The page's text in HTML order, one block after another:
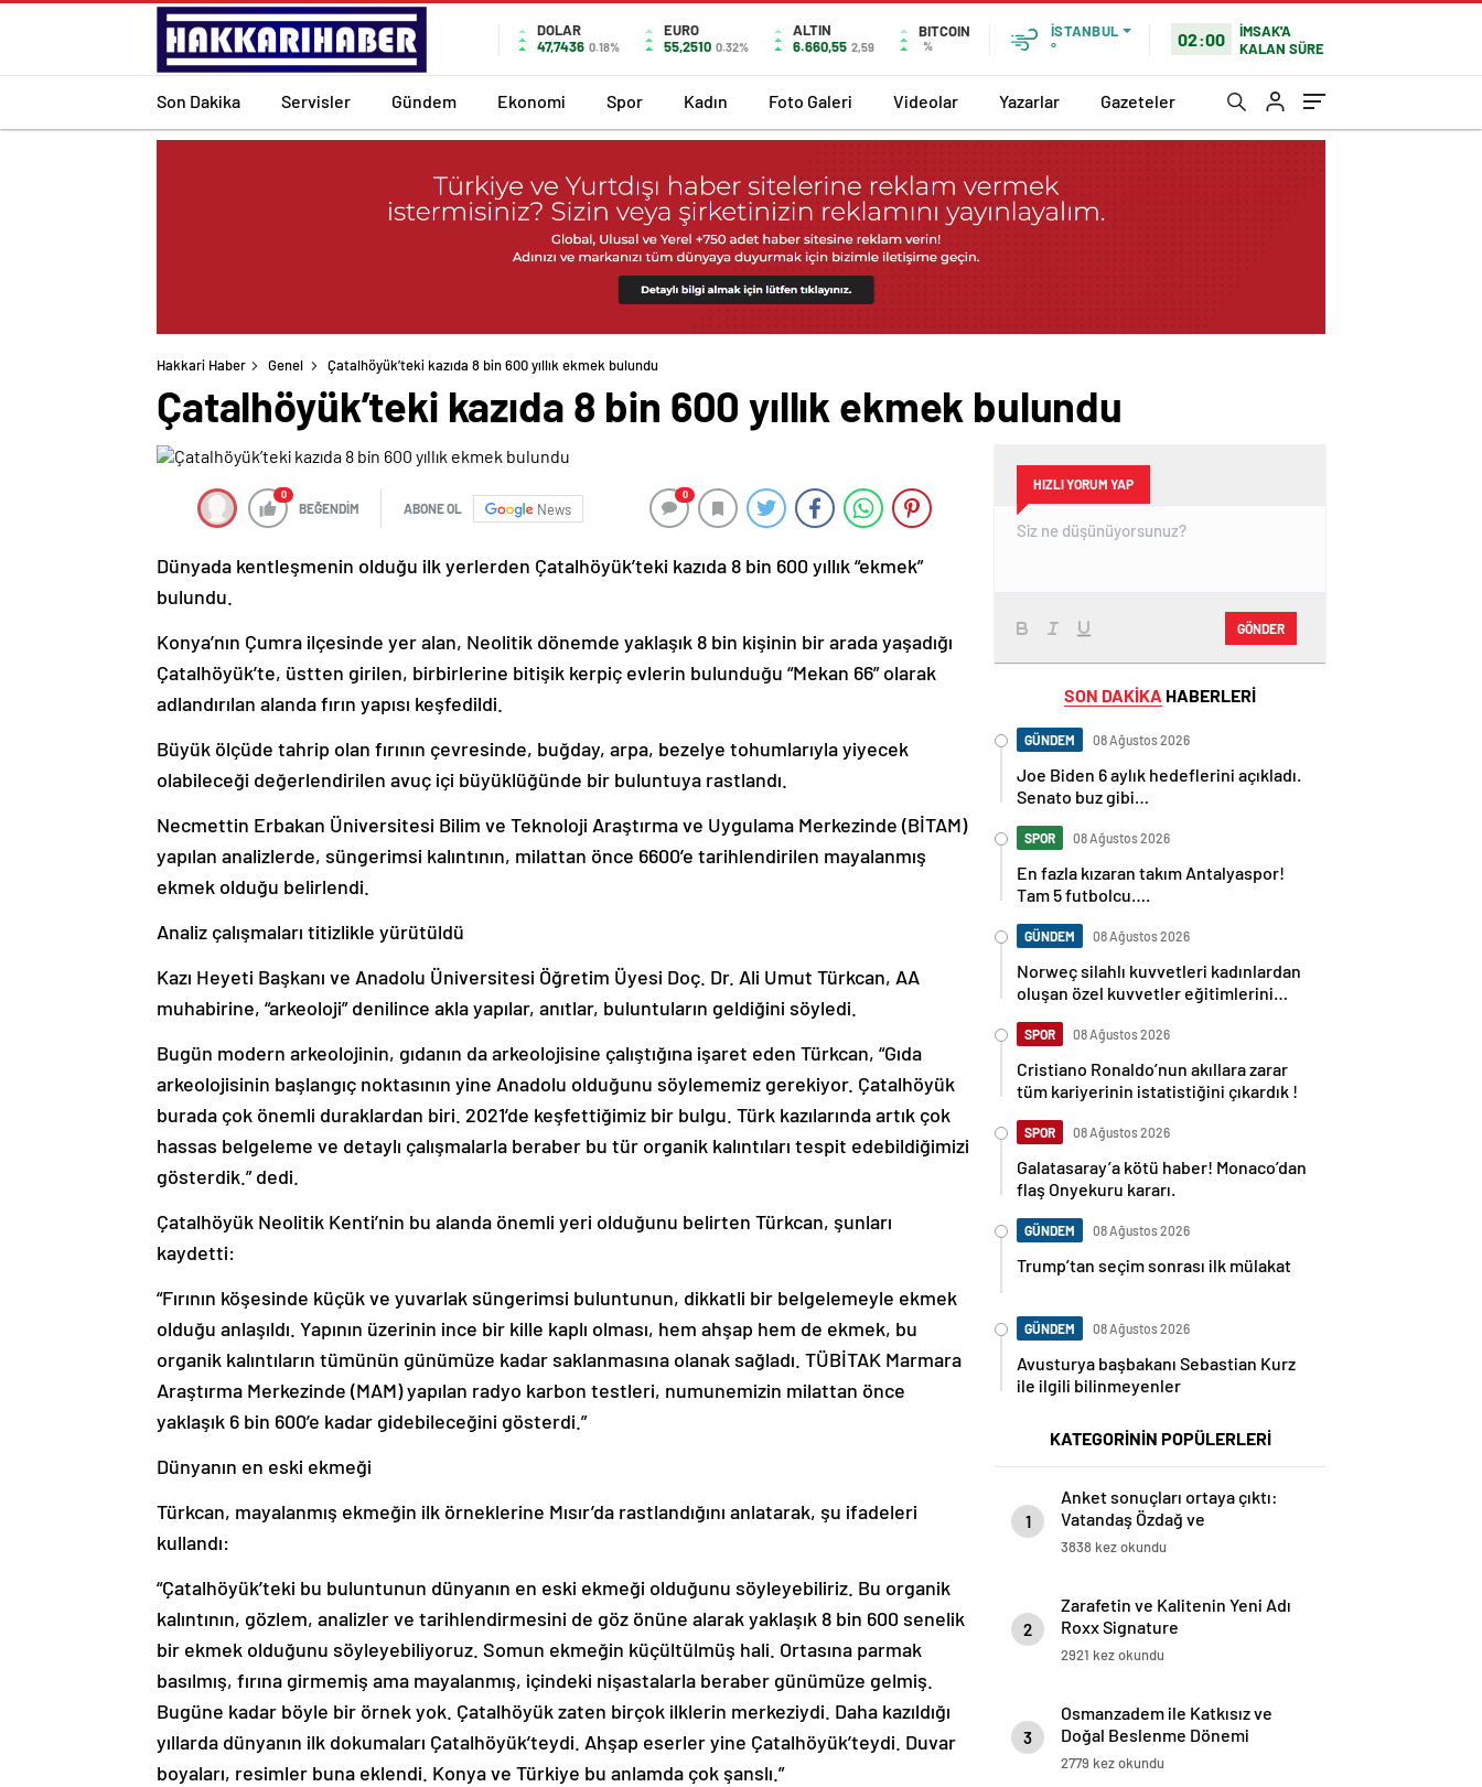
DOLAR
47,7436 0.18%
EURO
55,2510 0.32%
ALTIN
6.660,55 2,59
BITCOIN
%
İSTANBUL
°
02:00
İMSAK'A
KALAN SÜRE
Son Dakika Servisler Gündem Ekonomi Spor Kadın Foto Galeri Videolar Yazarlar Gazeteler
Hakkari Haber Genel Çatalhöyük’teki kazıda 8 bin 600 yıllık ekmek bulundu
Çatalhöyük’teki kazıda 8 bin 600 yıllık ekmek bulundu
0
BEĞENDİM ABONE OL News
0
Dünyada kentleşmenin olduğu ilk yerlerden Çatalhöyük’teki kazıda 8 bin 600 yıllık “ekmek”
bulundu.
Konya’nın Çumra ilçesinde yer alan, Neolitik dönemde yaklaşık 8 bin kişinin bir arada yaşadığı
Çatalhöyük’te, üstten girilen, birbirlerine bitişik kerpiç evlerin bulunduğu “Mekan 66” olarak
adlandırılan alanda fırın yapısı keşfedildi.
Büyük ölçüde tahrip olan fırının çevresinde, buğday, arpa, bezelye tohumlarıyla yiyecek
olabileceği değerlendirilen avuç içi büyüklüğünde bir buluntuya rastlandı.
Necmettin Erbakan Üniversitesi Bilim ve Teknoloji Araştırma ve Uygulama Merkezinde (BİTAM)
yapılan analizlerde, süngerimsi kalıntının, milattan önce 6600’e tarihlendirilen mayalanmış
ekmek olduğu belirlendi.
Analiz çalışmaları titizlikle yürütüldü
Kazı Heyeti Başkanı ve Anadolu Üniversitesi Öğretim Üyesi Doç. Dr. Ali Umut Türkcan, AA
muhabirine, “arkeoloji” denilince akla yapılar, anıtlar, buluntuların geldiğini söyledi.
Bugün modern arkeolojinin, gıdanın da arkeolojisine çalıştığına işaret eden Türkcan, “Gıda
arkeolojisinin başlangıç noktasının yine Anadolu olduğunu söylememiz gerekiyor. Çatalhöyük
burada çok önemli duraklardan biri. 2021’de keşfettiğimiz bir bulgu. Türk kazılarında artık çok
hassas belgeleme ve detaylı çalışmalarla beraber bu tür organik kalıntıları tespit edebildiğimizi
gösterdik.” dedi.
Çatalhöyük Neolitik Kenti’nin bu alanda önemli yeri olduğunu belirten Türkcan, şunları
kaydetti:
“Fırının köşesinde küçük ve yuvarlak süngerimsi buluntunun, dikkatli bir belgelemeyle ekmek
olduğu anlaşıldı. Yapının üzerinin ince bir kille kaplı olması, hem ahşap hem de ekmek, bu
organik kalıntıların tümünün günümüze kadar saklanmasına olanak sağladı. TÜBİTAK Marmara
Araştırma Merkezinde (MAM) yapılan radyo karbon testleri, numunemizin milattan önce
yaklaşık 6 bin 600’e kadar gidebileceğini gösterdi.”
Dünyanın en eski ekmeği
Türkcan, mayalanmış ekmeğin ilk örneklerine Mısır’da rastlandığını anlatarak, şu ifadeleri
kullandı:
“Çatalhöyük’teki bu buluntunun dünyanın en eski ekmeği olduğunu söyleyebiliriz. Bu organik
kalıntının, gözlem, analizler ve tarihlendirmesini de göz önüne alarak yaklaşık 8 bin 600 senelik
bir ekmek olduğunu söyleyebiliyoruz. Somun ekmeğin küçültülmüş hali. Ortasına parmak
basılmış, fırına girmemiş ama mayalanmış, içindeki nişastalarla beraber günümüze gelmiş.
Bugüne kadar böyle bir örnek yok. Çatalhöyük zaten birçok ilklerin merkeziydi. Daha kazıldığı
yıllarda dünyanın ilk dokumaları Çatalhöyük’teydi. Ahşap eserler yine Çatalhöyük’teydi. Duvar
boyaları, resimler buna eklendi. Konya ve Türkiye bu anlamda çok şanslı.”
HIZLI YORUM YAP
GÖNDER
SON DAKİKA HABERLERİ
GÜNDEM 08 Ağustos 2026
Joe Biden 6 aylık hedeflerini açıkladı.
Senato buz gibi…
SPOR 08 Ağustos 2026
En fazla kızaran takım Antalyaspor!
Tam 5 futbolcu….
GÜNDEM 08 Ağustos 2026
Norweç silahlı kuvvetleri kadınlardan
oluşan özel kuvvetler eğitimlerini
SPOR 08 Ağustos 2026
Cristiano Ronaldo’nun akıllara zarar
tüm kariyerinin istatistiğini çıkardık !
SPOR 08 Ağustos 2026
Galatasaray’a kötü haber! Monaco’dan
flaş Onyekuru kararı.
GÜNDEM 08 Ağustos 2026
Trump’tan seçim sonrası ilk mülakat
GÜNDEM 08 Ağustos 2026
Avusturya başbakanı Sebastian Kurz
ile ilgili bilinmeyenler
KATEGORİNİN POPÜLERLERİ
1
Anket sonuçları ortaya çıktı:
Vatandaş Özdağ ve
İmamoğlu’nun tutuklanmasını
3838 kez okundu
2
Zarafetin ve Kalitenin Yeni Adı
Roxx Signature
2921 kez okundu
3
Osmanzadem ile Katkısız ve
Doğal Beslenme Dönemi
2779 kez okundu